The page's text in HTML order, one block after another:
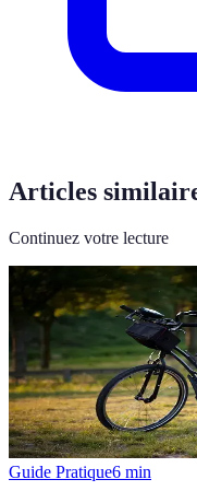
Articles
Continuez votre lecture
Guide Pratique6 min